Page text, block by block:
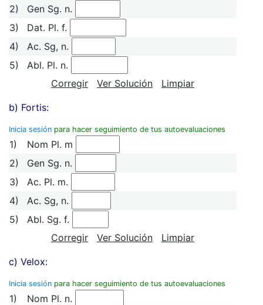
2)
Gen Sg. n.
3)
Dat. Pl. f.
4)
Ac. Sg, n.
5)
Abl. Pl. n.
Corregir
Ver Solución Limpiar
b) Fortis:
Inicia sesión para hacer seguimiento de tus autoevaluaciones
1)
Nom Pl. m
2)
Gen Sg. n.
3)
Ac. Pl. m.
4)
Ac. Sg, n.
5)
Abl. Sg. f.
Corregir
Ver Solución Limpiar
c) Velox:
Inicia sesión para hacer seguimiento de tus autoevaluaciones
1)
Nom Pl. n.